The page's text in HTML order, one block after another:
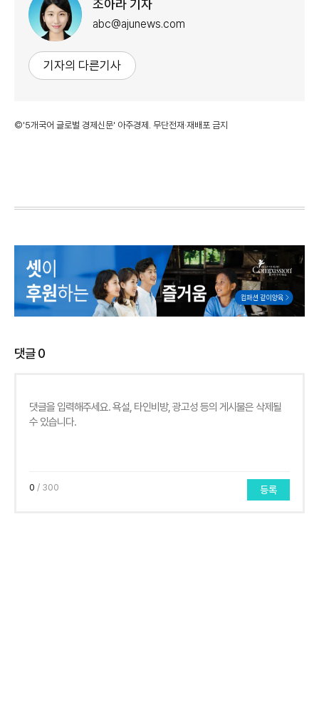
조아라 기자
abc@ajunews.com
기자의 다른기사
©'5개국어 글로벌 경제신문' 아주경제. 무단전재·재배포 금지
댓글0
0 / 300 등록